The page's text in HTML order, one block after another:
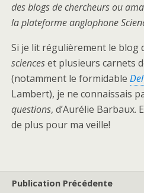
des blogs de chercheurs ou
la plateforme anglophone
Si je lit régulièrement le blog
scienceset plusieurs carnets
(notamment le formidable
Lambert), je ne connaissais
questions, d’Aurélie
de plus pour ma veille!
Publication Précédente